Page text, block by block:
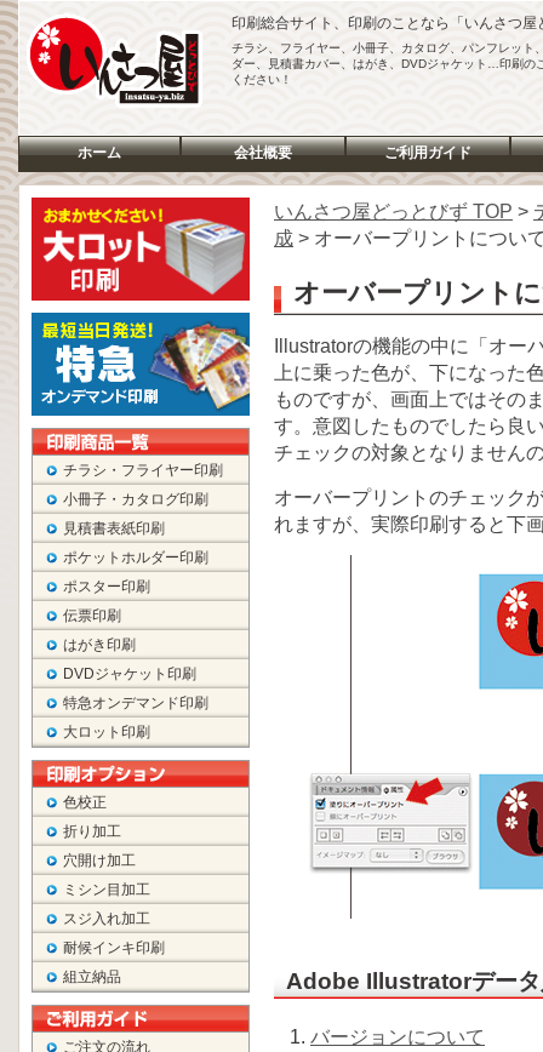
印刷総合サイト、印刷のことなら「いんさつ屋
チラシ、フライヤー、小冊子、カタログ、パンフレット
ダー、見積書カバー、はがき、DVDジャケット…印刷の
ください！
ホーム 会社概要 ご利用ガイド
いんさつ屋どっとびず TOP >
成 > オーバープリントについ
オーバープリント
Illustratorの機能の中に「オー
上に乗った色が、下になった
ものですが、画面上ではその
す。意図したものでしたら良
チェックの対象となりません
オーバープリントのチェック
れますが、実際印刷すると下
Adobe Illustratorデー
バージョンについて
チラシ・フライヤー印刷
小冊子・カタログ印刷
見積書表紙印刷
ポケットホルダー印刷
ポスター印刷
伝票印刷
はがき印刷
DVDジャケット印刷
特急オンデマンド印刷
大ロット印刷
色校正
折り加工
穴開け加工
ミシン目加工
スジ入れ加工
耐候インキ印刷
組立納品
ご注文の流れ